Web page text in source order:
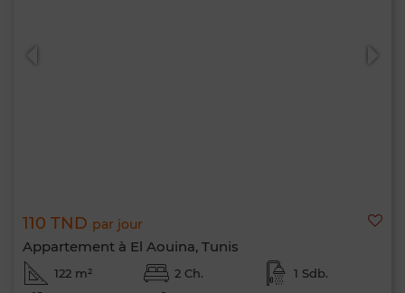
110 TND par jour
Appartement à El Aouina, Tunis
122 m² 2 Ch. 1 Sdb.